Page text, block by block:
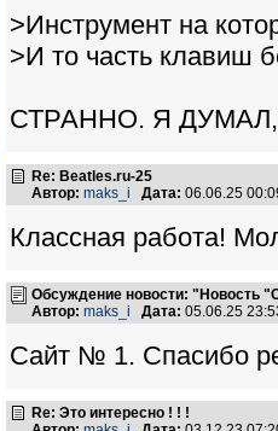
>Инструмент на
>И то часть клавиш
СТРАННО. Я
Re: Beatles.ru-25
Автор: maks_i Дата: 06.06.25
Классная работа!
Обсуждение новости: "Новость
Автор: maks_i Дата: 05.06.25
Сайт № 1. Спасибо
Re: Это интересно ! ! !